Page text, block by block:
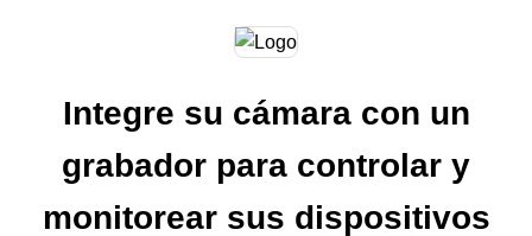
Integre su cámara con un
grabador para controlar y
monitorear sus dispositivos